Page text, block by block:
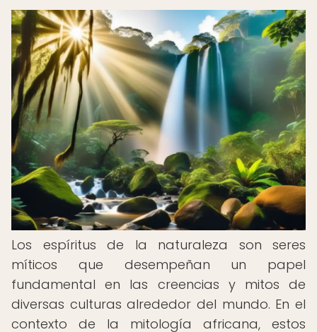
Los espíritus de la naturaleza son seres
míticos que desempeñan un papel
fundamental en las creencias y mitos de
diversas culturas alrededor del mundo. En el
contexto de la mitología africana, estos